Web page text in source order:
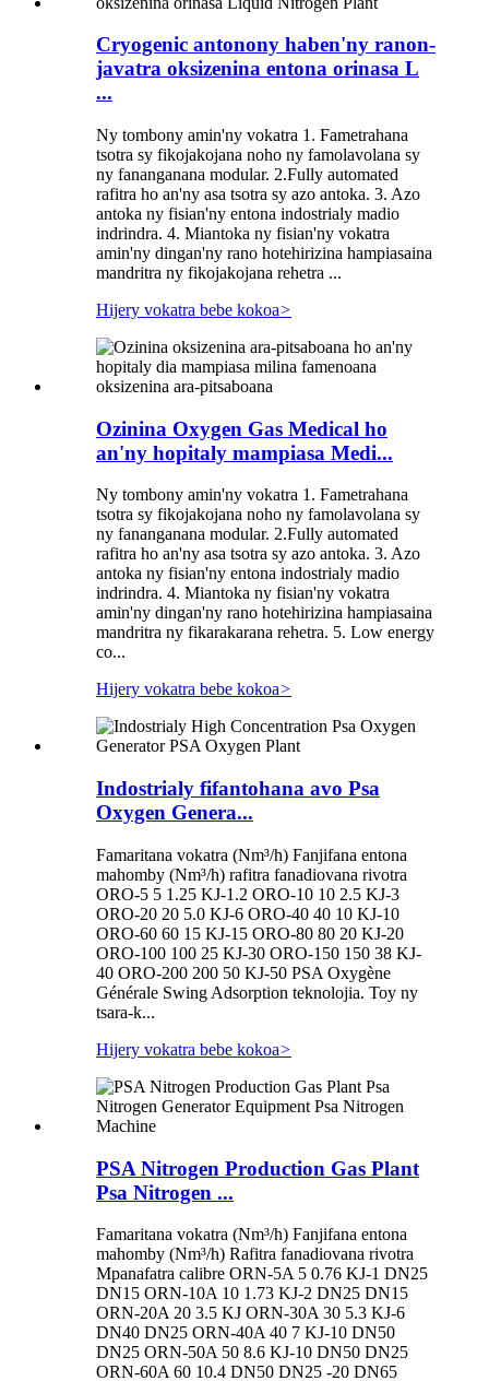
Cryogenic antonony haben'ny ranon-
javatra oksizenina entona orinasa L
...
Ny tombony amin'ny vokatra 1. Fametrahana
tsotra sy fikojakojana noho ny famolavolana sy
ny fananganana modular. 2.Fully automated
rafitra ho an'ny asa tsotra sy azo antoka. 3. Azo
antoka ny fisian'ny entona indostrialy madio
indrindra. 4. Miantoka ny fisian'ny vokatra
amin'ny dingan'ny rano hotehirizina hampiasaina
mandritra ny fikojakojana rehetra ...
Hijery vokatra bebe kokoa>
Ozinina Oxygen Gas Medical ho
an'ny hopitaly mampiasa Medi...
Ny tombony amin'ny vokatra 1. Fametrahana
tsotra sy fikojakojana noho ny famolavolana sy
ny fananganana modular. 2.Fully automated
rafitra ho an'ny asa tsotra sy azo antoka. 3. Azo
antoka ny fisian'ny entona indostrialy madio
indrindra. 4. Miantoka ny fisian'ny vokatra
amin'ny dingan'ny rano hotehirizina hampiasaina
mandritra ny fikarakarana rehetra. 5. Low energy
co...
Hijery vokatra bebe kokoa>
Indostrialy fifantohana avo Psa
Oxygen Genera...
Famaritana vokatra (Nm³/h) Fanjifana entona
mahomby (Nm³/h) rafitra fanadiovana rivotra
ORO-5 5 1.25 KJ-1.2 ORO-10 10 2.5 KJ-3
ORO-20 20 5.0 KJ-6 ORO-40 40 10 KJ-10
ORO-60 60 15 KJ-15 ORO-80 80 20 KJ-20
ORO-100 100 25 KJ-30 ORO-150 150 38 KJ-
40 ORO-200 200 50 KJ-50 PSA Oxygène
Générale Swing Adsorption teknolojia. Toy ny
tsara-k...
Hijery vokatra bebe kokoa>
PSA Nitrogen Production Gas Plant
Psa Nitrogen ...
Famaritana vokatra (Nm³/h) Fanjifana entona
mahomby (Nm³/h) Rafitra fanadiovana rivotra
Mpanafatra calibre ORN-5A 5 0.76 KJ-1 DN25
DN15 ORN-10A 10 1.73 KJ-2 DN25 DN15
ORN-20A 20 3.5 KJ ORN-30A 30 5.3 KJ-6
DN40 DN25 ORN-40A 40 7 KJ-10 DN50
DN25 ORN-50A 50 8.6 KJ-10 DN50 DN25
ORN-60A 60 10.4 DN50 DN25 -20 DN65